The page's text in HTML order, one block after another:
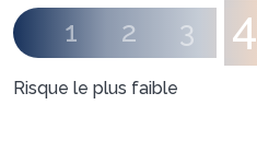
1 2 3 4
Risque le plus faible